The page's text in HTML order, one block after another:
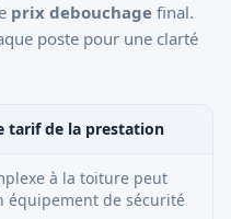
prix debouchage final.
poste pour une clarté
tarif de la prestation
à la toiture peut
équipement de sécurité